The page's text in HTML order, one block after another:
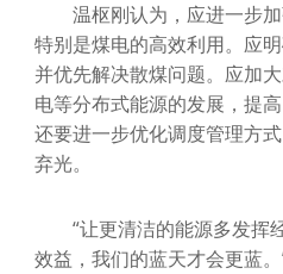
温枢刚认为，应进一步加
特别是煤电的高效利用。应
并优先解决散煤问题。应加
电等分布式能源的发展，提
还要进一步优化调度管理方
弃光。
“让更清洁的能源多发挥
效益，我们的蓝天才会更蓝。